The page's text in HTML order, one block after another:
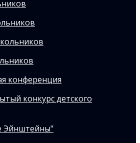
конференция
конкурс детского
Эйнштейны"